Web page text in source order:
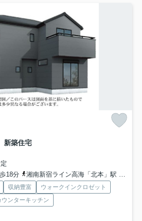
新築住宅
18分
湘南新宿ライン高海「北本」駅 徒歩18分
収納豊富
ウォークインクロゼット
ウンターキッチン